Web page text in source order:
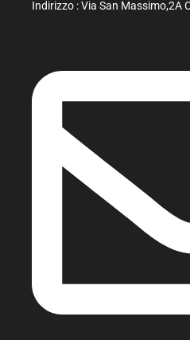
Indirizzo : Via San Massimo,2A